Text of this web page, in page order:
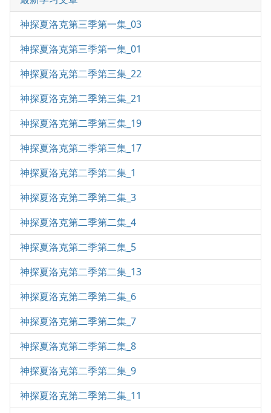
神探夏洛克第三季第一集_03
神探夏洛克第三季第一集_01
神探夏洛克第二季第三集_22
神探夏洛克第二季第三集_21
神探夏洛克第二季第三集_19
神探夏洛克第二季第三集_17
神探夏洛克第二季第二集_1
神探夏洛克第二季第二集_3
神探夏洛克第二季第二集_4
神探夏洛克第二季第二集_5
神探夏洛克第二季第二集_13
神探夏洛克第二季第二集_6
神探夏洛克第二季第二集_7
神探夏洛克第二季第二集_8
神探夏洛克第二季第二集_9
神探夏洛克第二季第二集_11